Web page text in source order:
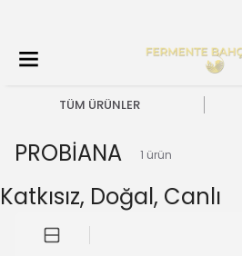
TÜM ÜRÜNLER
PROBİANA 1 ürün
Katkısız, Doğal, Canlı